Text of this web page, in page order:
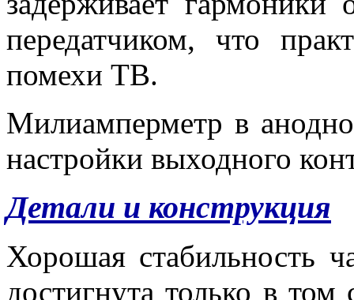
передатчиком, что
помехи ТВ.
Милиамперметр в
настройки выходного
Детали и конструкция
Хорошая стабильность
достигнута только в